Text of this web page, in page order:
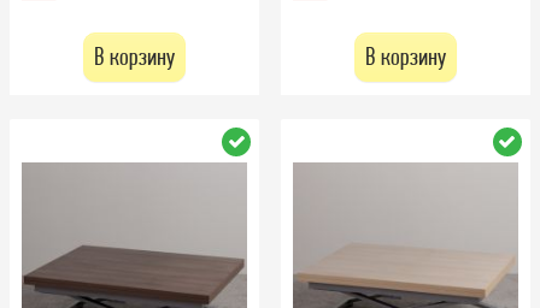
В корзину В корзину